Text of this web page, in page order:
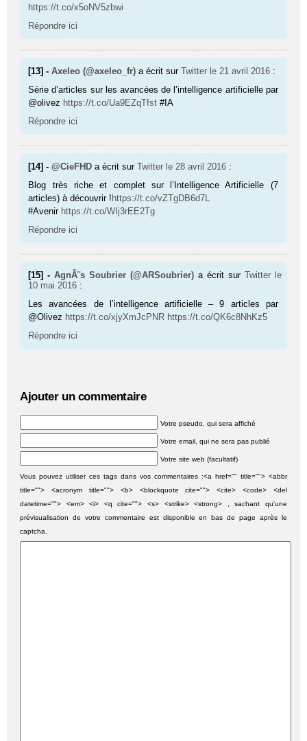
https://t.co/x5oNV5zbwi
Répondre ici
[13] -Axeleo (@axeleo_fr) a écrit surTwitter le 21 avril 2016 :
Série d’articles sur les avancées de l’intelligence artificielle par
@olivez https://t.co/Ua9EZqTfst #IA
Répondre ici
[14] -@CieFHD a écrit surTwitter le 28 avril 2016 :
Blog très riche et complet sur l’Intelligence Artificielle (7
articles) à découvrir ! https://t.co/vZTgDB6d7L
#Avenir https://t.co/WIj3rEE2Tg
Répondre ici
[15] -AgnÃ¨s Soubrier (@ARSoubrier) a écrit sur Twitter
le
10 mai 2016 :
Les avancées de l’intelligence artificielle – 9 articles par
@Olivez https://t.co/xjyXmJcPNR https://t.co/QK6c8NhKz5
Répondre ici
Ajouter un commentaire
Votre pseudo, qui sera affiché
Votre email, qui ne sera pas publié
Votre site web (facultatif)
Vous pouvez utiliser ces tags dans vos commentaires :<a href="" title=""> <abbr
title=""> <acronym title=""> <b> <blockquote cite=""> <cite> <code> <del
datetime=""> <em> <i> <q cite=""> <s> <strike> <strong> , sachant qu'une
prévisualisation de votre commentaire est disponible en bas de page après le
captcha.